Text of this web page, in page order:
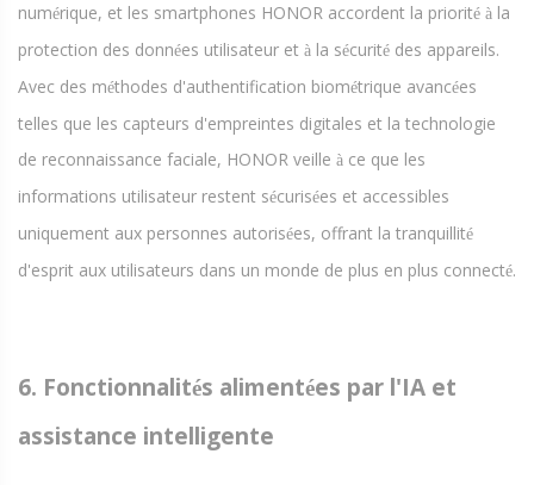
numérique, et les smartphones HONOR accordent la priorité à la
protection des données utilisateur et à la sécurité des appareils.
Avec des méthodes d'authentification biométrique avancées
telles que les capteurs d'empreintes digitales et la technologie
de reconnaissance faciale, HONOR veille à ce que les
informations utilisateur restent sécurisées et accessibles
uniquement aux personnes autorisées, offrant la tranquillité
d'esprit aux utilisateurs dans un monde de plus en plus connecté.
6. Fonctionnalités alimentées par l'IA et
assistance intelligente